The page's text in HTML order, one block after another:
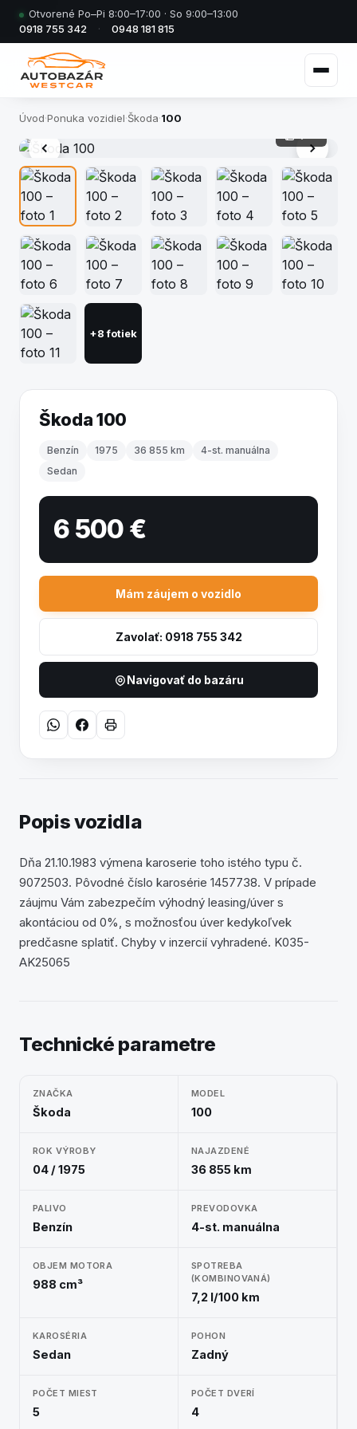
Otvorené Po–Pi 8:00–17:00 · So 9:00–13:00
0918 755 342
· 0948 181 815
Úvod·Ponuka vozidiel·Škoda·100
+8 fotiek
Škoda 100
Benzín 1975 36 855 km
4-st. manuálna
Sedan
6 500 €
Mám záujem o vozidlo
Zavolať: 0918 755 342
Navigovať do bazáru
Popis vozidla
Dňa 21.10.1983 výmena karoserie toho istého typu č.
9072503. Pôvodné číslo karosérie 1457738. V prípade
záujmu Vám zabezpečím výhodný leasing/úver s
akontáciou od 0%, s možnosťou úver kedykoľvek
predčasne splatiť. Chyby v inzercií vyhradené. K035-
AK25065
Technické parametre
ZNAČKA
Škoda
MODEL
100
ROK VÝROBY
04 / 1975
NAJAZDENÉ
36 855 km
PALIVO
Benzín
PREVODOVKA
4-st. manuálna
OBJEM MOTORA
988 cm³
SPOTREBA
(KOMBINOVANÁ)
7,2 l/100 km
KAROSÉRIA
Sedan
POHON
Zadný
POČET MIEST
5
POČET DVERÍ
4